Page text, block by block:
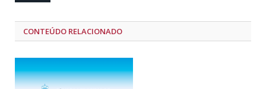
CONTEÚDO RELACIONADO